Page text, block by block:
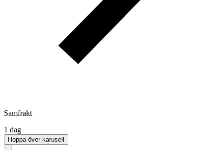
Samfrakt
1 dag
Hoppa över karusell